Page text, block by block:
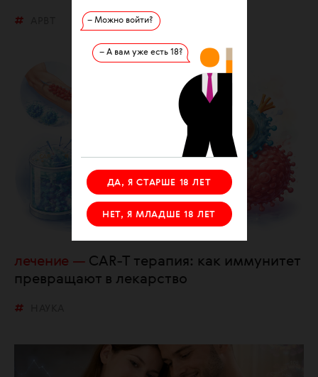
– Можно войти?
– А вам уже есть 18?
ДА, Я СТАРШЕ 18 ЛЕТ
НЕТ, Я МЛАДШЕ 18 ЛЕТ
лечение
CAR-T терапия: как иммунитет
превращают в лекарство